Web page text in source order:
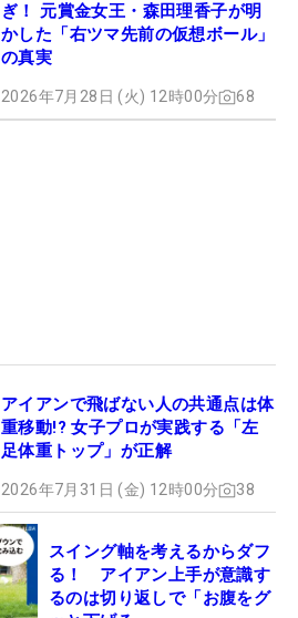
ぎ！ 元賞金女王・森田理香子が明
かした「右ツマ先前の仮想ボール」
の真実
2026年7月28日 (火) 12時00分 68
アイアンで飛ばない人の共通点は体
重移動!? 女子プロが実践する「左
足体重トップ」が正解
2026年7月31日 (金) 12時00分 38
スイング軸を考えるからダフ
る！ アイアン上手が意識す
るのは切り返しで「お腹をグ